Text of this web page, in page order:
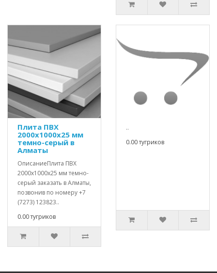
Плита ПВХ
2000х1000х25 мм
темно-серый в
Алматы
ОписаниеПлита ПВХ
2000х1000х25 мм темно-
серый заказать в Алматы,
позвонив по номеру +7
(7273) 123823..
0.00 тугриков
..
0.00 тугриков